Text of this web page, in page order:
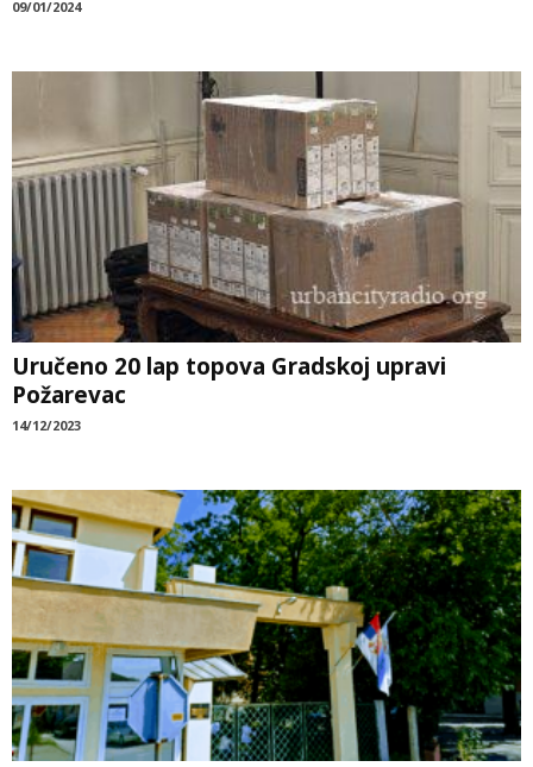
09/01/2024
Uručeno 20 lap topova Gradskoj upravi
Požarevac
14/12/2023